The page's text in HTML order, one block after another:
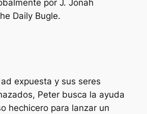
por J. Jonah
Daily Bugle.
expuesta y sus seres
Peter busca la ayuda
hechicero para lanzar un